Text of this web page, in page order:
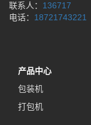
联系人： 136717
电话： 18721743221
产品中心
包装机
打包机